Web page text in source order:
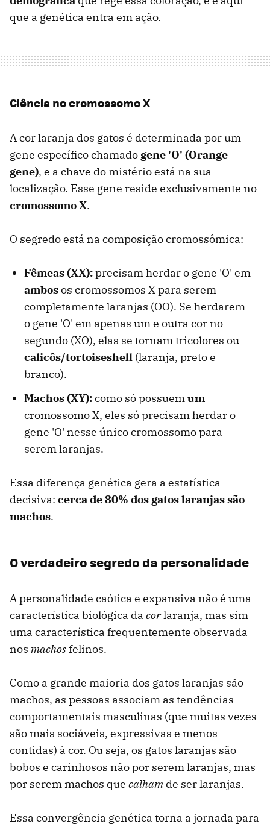
que a genética entra em ação.
Ciência no cromossomo X
A cor laranja dos gatos é determinada por um
gene específico chamado gene 'O' (Orange
gene), e a chave do mistério está na sua
localização. Esse gene reside exclusivamente no
cromossomo X.
O segredo está na composição cromossômica:
Fêmeas (XX):precisam herdar o gene 'O' em
ambosos cromossomos X para serem
completamente laranjas (OO). Se herdarem
o gene 'O' em apenas um e outra cor no
segundo (XO), elas se tornam tricolores ou
calicôs/tortoiseshell (laranja, preto e
branco).
Machos (XY):como só possuemum
cromossomo X, eles só precisam herdar o
gene 'O' nesse único cromossomo para
serem laranjas.
Essa diferença genética gera a estatística
decisiva: cerca de 80% dos gatos laranjas são
machos.
O verdadeiro segredo da personalidade
A personalidade caótica e expansiva não é uma
característica biológica da corlaranja, mas sim
uma característica frequentemente observada
nos machosfelinos.
Como a grande maioria dos gatos laranjas são
machos, as pessoas associam as tendências
comportamentais masculinas (que muitas vezes
são mais sociáveis, expressivas e menos
contidas) à cor. Ou seja, os gatos laranjas são
bobos e carinhosos não por serem laranjas, mas
por serem machos que calham de ser laranjas.
Essa convergência genética torna a jornada para